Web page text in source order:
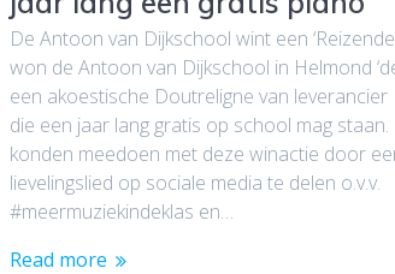
De Antoon van Dijkschool wint een
won de Antoon van Dijkschool in Helmond
een akoestische Doutreligne van leverancier
die een jaar lang gratis op school mag
konden meedoen met deze winactie door
lievelingslied op sociale media te delen o.v.v.
#meermuziekindeklas en…
Read more